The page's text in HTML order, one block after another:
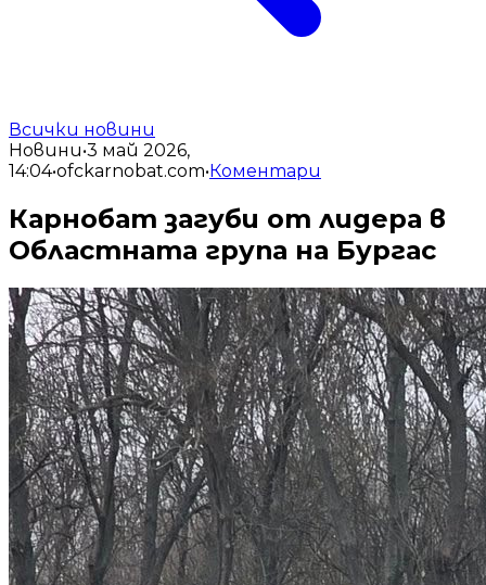
Всички новини
Новини•3 май 2026,
14:04•ofckarnobat.com•Коментари
Карнобат загуби от лидера в
Областната група на Бургас